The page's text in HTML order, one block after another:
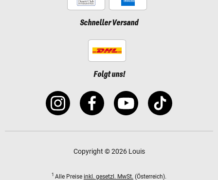
Schneller Versand
Folgt uns!
Copyright © 2026 Louis
1 Alle Preise inkl. gesetzl. MwSt. (Österreich).